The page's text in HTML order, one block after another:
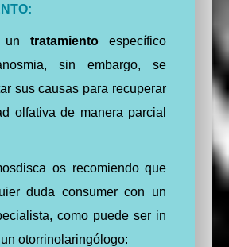
untratamiento específico
sin embargo, se
sus causas para recuperar
olfativa de manera parcial
os recomiendo que
duda consumer con un
como puede ser in
otorrinolaringólogo: